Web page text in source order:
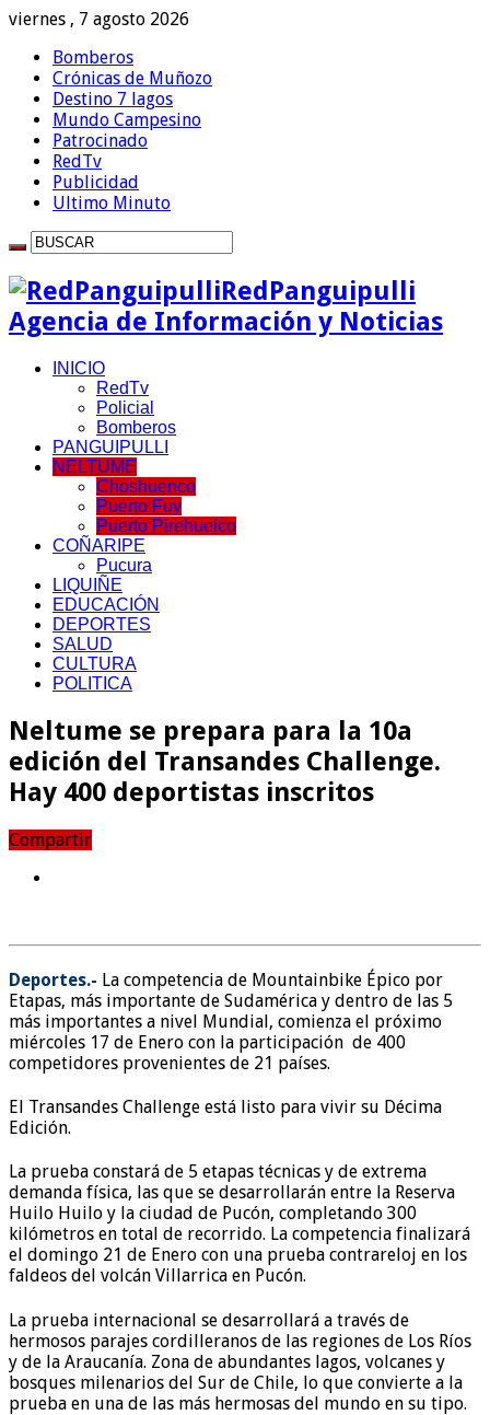
viernes , 7 agosto 2026
Bomberos
Crónicas de Muñozo
Destino 7 lagos
Mundo Campesino
Patrocinado
RedTv
Publicidad
Ultimo Minuto
RedPanguipulli
Agencia de Información y Noticias
INICIO
RedTv
Policial
Bomberos
PANGUIPULLI
NELTUME
Choshuenco
Puerto Fuy
Puerto Pirehueico
COÑARIPE
Pucura
LIQUIÑE
EDUCACIÓN
DEPORTES
SALUD
CULTURA
POLITICA
Neltume se prepara para la 10a
edición del Transandes Challenge.
Hay 400 deportistas inscritos
Compartir
Deportes.- La competencia de Mountainbike Épico por
Etapas, más importante de Sudamérica y dentro de las 5
más importantes a nivel Mundial, comienza el próximo
miércoles 17 de Enero con la participación de 400
competidores provenientes de 21 países.
El Transandes Challenge está listo para vivir su Décima
Edición.
La prueba constará de 5 etapas técnicas y de extrema
demanda física, las que se desarrollarán entre la Reserva
Huilo Huilo y la ciudad de Pucón, completando 300
kilómetros en total de recorrido. La competencia finalizará
el domingo 21 de Enero con una prueba contrareloj en los
faldeos del volcán Villarrica en Pucón.
La prueba internacional se desarrollará a través de
hermosos parajes cordilleranos de las regiones de Los Ríos
y de la Araucanía. Zona de abundantes lagos, volcanes y
bosques milenarios del Sur de Chile, lo que convierte a la
prueba en una de las más hermosas del mundo en su tipo.